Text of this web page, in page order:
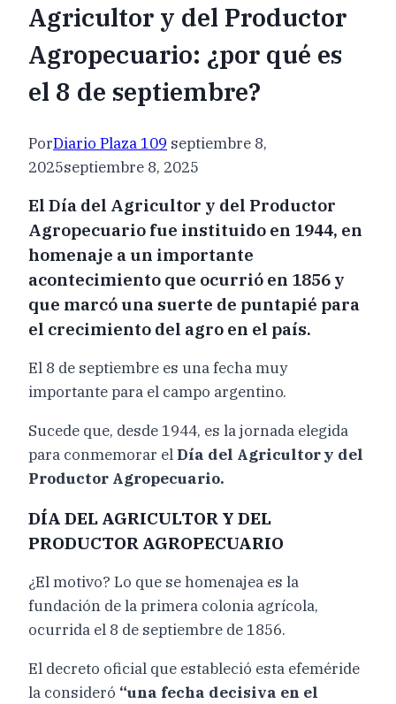
Agricultor y del Productor
Agropecuario: ¿por qué es
el 8 de septiembre?
PorDiario Plaza 109 septiembre 8,
2025septiembre 8, 2025
El Día del Agricultor y del Productor
Agropecuario fue instituido en 1944, en
homenaje a un importante
acontecimiento que ocurrió en 1856 y
que marcó una suerte de puntapié para
el crecimiento del agro en el país.
El 8 de septiembre es una fecha muy
importante para el campo argentino.
Sucede que, desde 1944, es la jornada elegida
para conmemorar el Día del Agricultor y del
Productor Agropecuario.
DÍA DEL AGRICULTOR Y DEL
PRODUCTOR AGROPECUARIO
¿El motivo? Lo que se homenajea es la
fundación de la primera colonia agrícola,
ocurrida el 8 de septiembre de 1856.
El decreto oficial que estableció esta efeméride
la consideró “una fecha decisiva en el